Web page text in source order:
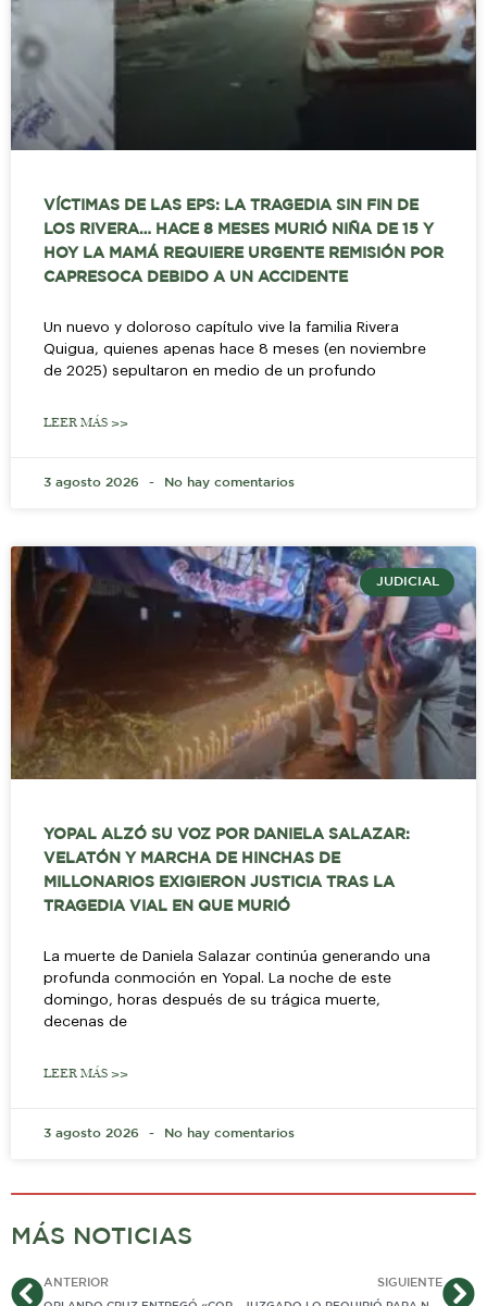
VÍCTIMAS DE LAS EPS: LA TRAGEDIA SIN FIN DE
LOS RIVERA… HACE 8 MESES MURIÓ NIÑA DE 15 Y
HOY LA MAMÁ REQUIERE URGENTE REMISIÓN POR
CAPRESOCA DEBIDO A UN ACCIDENTE
Un nuevo y doloroso capítulo vive la familia Rivera
Quigua, quienes apenas hace 8 meses (en noviembre
de 2025) sepultaron en medio de un profundo
LEER MÁS >>
3 agosto 2026 No hay comentarios
JUDICIAL
YOPAL ALZÓ SU VOZ POR DANIELA SALAZAR:
VELATÓN Y MARCHA DE HINCHAS DE
MILLONARIOS EXIGIERON JUSTICIA TRAS LA
TRAGEDIA VIAL EN QUE MURIÓ
La muerte de Daniela Salazar continúa generando una
profunda conmoción en Yopal. La noche de este
domingo, horas después de su trágica muerte,
decenas de
LEER MÁS >>
3 agosto 2026 No hay comentarios
MÁS NOTICIAS
AntANTERIOR SIGUIENTE